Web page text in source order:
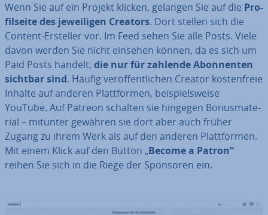
Wenn Sie auf ein Projekt klicken, gelangen Sie auf die Pro­
fil­sei­te des je­wei­li­gen Creators. Dort stellen sich die
Content-Ersteller vor. Im Feed sehen Sie alle Posts. Viele
davon werden Sie nicht einsehen können, da es sich um
Paid Posts handelt, die nur für zahlende Abon­nen­ten
sichtbar sind. Häufig ver­öf­fent­li­chen Creator kos­ten­freie
Inhalte auf anderen Platt­for­men, bei­spiels­wei­se
YouTube. Auf Patreon schalten sie hingegen Bo­nus­ma­te­
ri­al – mitunter gewähren sie dort aber auch früher
Zugang zu ihrem Werk als auf den anderen Platt­for­men.
Mit einem Klick auf den Button „Become a Patron“
reihen Sie sich in die Riege der Sponsoren ein.